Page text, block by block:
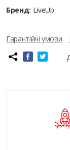
Бренд: LiveUp
Гарантійні умови